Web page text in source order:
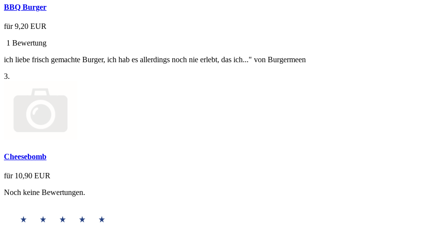
BBQ Burger
für9,20 EUR
1 Bewertung
ich liebe frisch gemachte Burger, ich hab es allerdings noch nie erlebt, das ich..." von Burgermeen
3.
Cheesebomb
für 10,90 EUR
Noch keine Bewertungen.